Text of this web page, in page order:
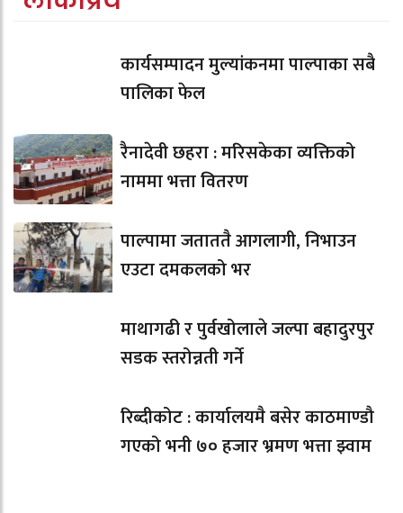
कार्यसम्पादन मुल्यांकनमा पाल्पाका सबै
पालिका फेल
रैनादेवी छहरा : मरिसकेका व्यक्तिको
नाममा भत्ता वितरण
पाल्पामा जताततै आगलागी, निभाउन
एउटा दमकलको भर
माथागढी र पुर्वखोलाले जल्पा बहादुरपुर
सडक स्तरोन्नती गर्ने
रिब्दीकोट : कार्यालयमै बसेर काठमाण्डौ
गएको भनी ७० हजार भ्रमण भत्ता झ्वाम